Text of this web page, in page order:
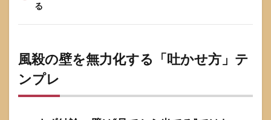
10
オ対
策は
「相
性の
型」
る
風殺の壁を無力化する「吐かせ方」テ
ンプレ